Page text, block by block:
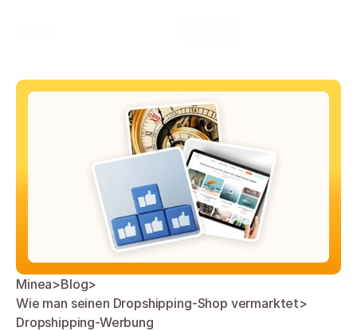
Minea>Blog>
Wie man seinen Dropshipping-Shop vermarktet>
Dropshipping-Werbung